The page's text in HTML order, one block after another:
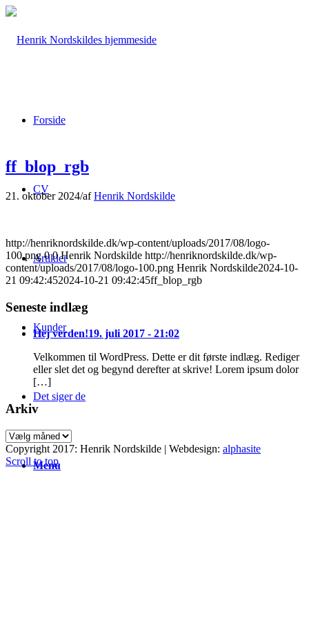
Forside
CV
Artikler
Kunder
Det siger de
Menu
ff_blop_rgb
21. oktober 2024/afHenrik Nordskilde
http://henriknordskilde.dk/wp-content/uploads/2017/08/logo-
100.png 0 0 Henrik Nordskilde http://henriknordskilde.dk/wp-
content/uploads/2017/08/logo-100.png Henrik Nordskilde2024-10-
21 09:42:452024-10-21 09:42:45ff_blop_rgb
Seneste indlæg
Hej verden!19. juli 2017 - 21:02
Velkommen til WordPress. Dette er dit første indlæg. Rediger
eller slet det og begynd derefter at skrive! Lorem ipsum dolor
[…]
Arkiv
Arkiv
Copyright 2017: Henrik Nordskilde | Webdesign: alphasite
Scroll to top